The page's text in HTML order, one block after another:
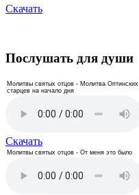
Скачать
Послушать для души
Молитвы святых отцов - Молитва Оптинских
старцев на начало дня
Скачать
Молитвы святых отцов - От меня это было